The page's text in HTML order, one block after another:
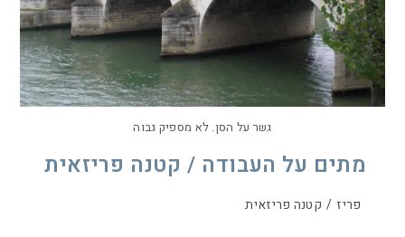
גשר על הסן. לא מספיק גבוה
מתים על העבודה / קטנה פריזאית
פריז / קטנה פריזאית